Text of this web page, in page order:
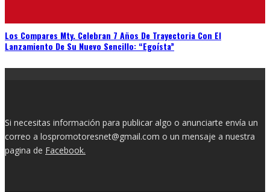
Los Compares Mty. Celebran 7 Años De Trayectoria Con El
Lanzamiento De Su Nuevo Sencillo: “Egoísta”
Si necesitas información para publicar algo o anunciarte envía un
correo a lospromotoresnet@gmail.com o un mensaje a nuestra
pagina de Facebook.